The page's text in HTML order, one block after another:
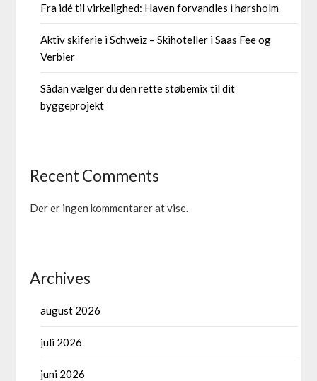
Fra idé til virkelighed: Haven forvandles i hørsholm
Aktiv skiferie i Schweiz – Skihoteller i Saas Fee og
Verbier
Sådan vælger du den rette støbemix til dit
byggeprojekt
Recent Comments
Der er ingen kommentarer at vise.
Archives
august 2026
juli 2026
juni 2026